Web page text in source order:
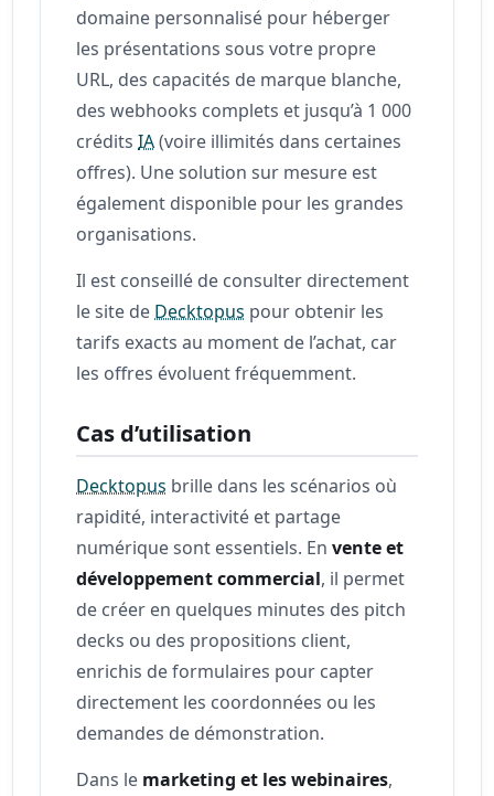
domaine personnalisé pour héberger
les présentations sous votre propre
URL, des capacités de marque blanche,
des webhooks complets et jusqu’à 1 000
créditsIA(voire illimités dans certaines
offres). Une solution sur mesure est
également disponible pour les grandes
organisations.
Il est conseillé de consulter directement
le site de Decktopus pour obtenir les
tarifs exacts au moment de l’achat, car
les offres évoluent fréquemment.
Cas d’utilisation
Decktopus brille dans les scénarios où
rapidité, interactivité et partage
numérique sont essentiels. Envente et
développement commercial, il permet
de créer en quelques minutes des pitch
decks ou des propositions client,
enrichis de formulaires pour capter
directement les coordonnées ou les
demandes de démonstration.
Dans le marketing et les webinaires,